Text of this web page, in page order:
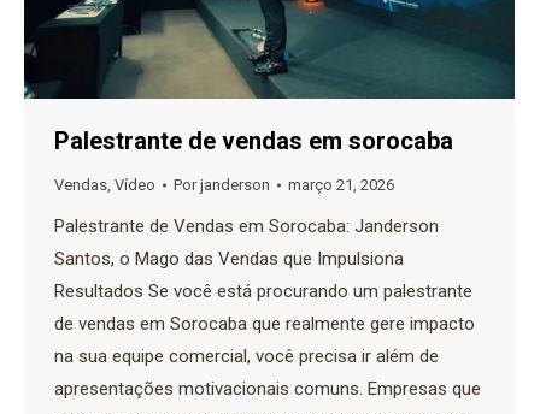
Palestrante de vendas em sorocaba
Vendas, Vídeo Porjanderson março 21, 2026
Palestrante de Vendas em Sorocaba: Janderson
Santos, o Mago das Vendas que Impulsiona
Resultados Se você está procurando um palestrante
de vendas em Sorocaba que realmente gere impacto
na sua equipe comercial, você precisa ir além de
apresentações motivacionais comuns. Empresas que